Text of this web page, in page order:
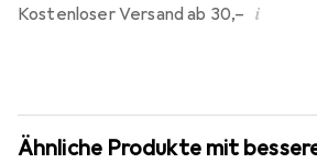
Kostenloser Versand ab 30,– i
Ähnliche Produkte mit